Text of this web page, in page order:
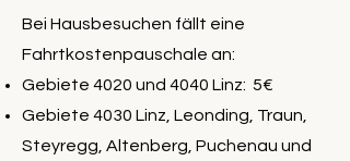
Bei Hausbesuchen fällt eine
Fahrtkostenpauschale an:
Gebiete 4020 und 4040 Linz: 5€
Gebiete 4030 Linz, Leonding, Traun,
Steyregg, Altenberg, Puchenau und